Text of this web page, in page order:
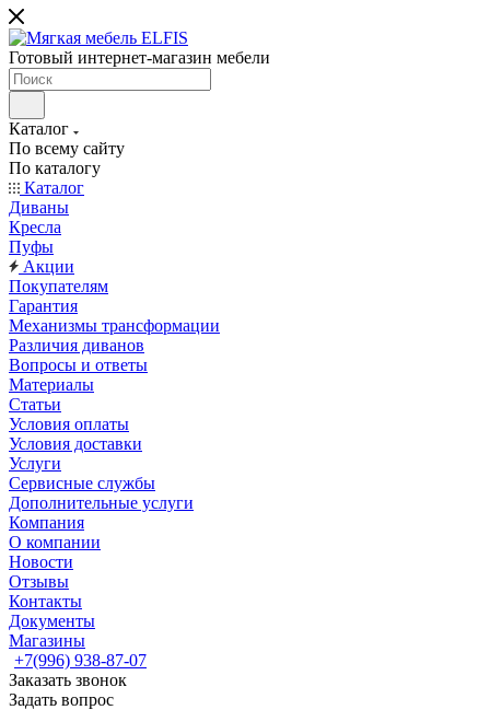
Готовый интернет-магазин мебели
Каталог
По всему сайту
По каталогу
Каталог
Диваны
Кресла
Пуфы
Акции
Покупателям
Гарантия
Механизмы трансформации
Различия диванов
Вопросы и ответы
Материалы
Статьи
Условия оплаты
Условия доставки
Услуги
Сервисные службы
Дополнительные услуги
Компания
О компании
Новости
Отзывы
Контакты
Документы
Магазины
+7(996) 938-87-07
Заказать звонок
Задать вопрос